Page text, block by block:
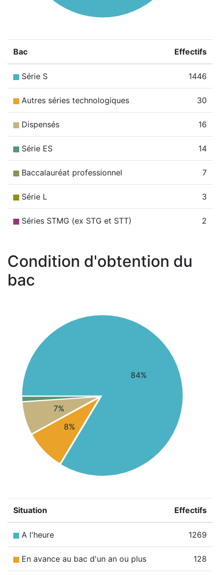
Bac Effectifs
Série S 1446
Autres séries technologiques 30
Dispensés 16
Série ES 14
Baccalauréat professionnel 7
Série L 3
Séries STMG (ex STG et STT) 2
Condition d'obtention du
bac
84%
8%
7%
Situation Effectifs
A l'heure 1269
En avance au bac d'un an ou plus 128